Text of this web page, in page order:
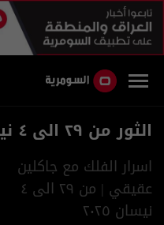
الثور من ٢٩ الى ٤ نيسان ٢٠٢٥
اسرار الفلك مع جاكلين
عقيقي | من ٢٩ الى ٤
نيسان ٢٠٢٥